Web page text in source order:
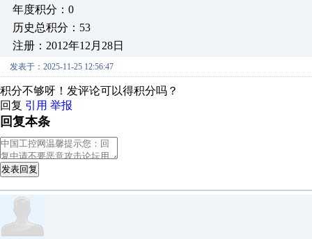
年度积分：0
历史总积分：53
注册：2012年12月28日
发表于：2025-11-25 12:56:47
积分不够呀！发评论可以得积分吗？
回复 引用 举报
回复本条
发表回复